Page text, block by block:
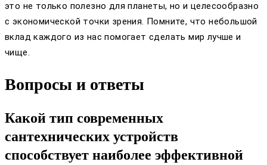
это не только полезно для планеты, но и целесообразно
с экономической точки зрения. Помните, что небольшой
вклад каждого из нас помогает сделать мир лучше и
чище.
Вопросы и ответы
Какой тип современных
сантехнических устройств
способствует наиболее эффективной